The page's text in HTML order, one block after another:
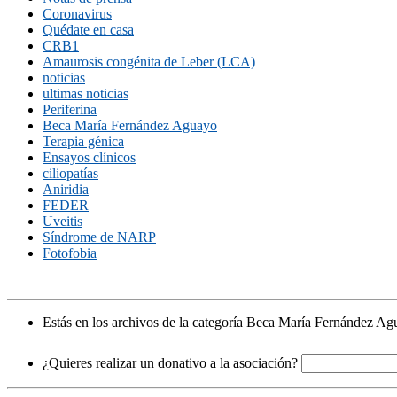
Coronavirus
Quédate en casa
CRB1
Amaurosis congénita de Leber (LCA)
noticias
ultimas noticias
Periferina
Beca María Fernández Aguayo
Terapia génica
Ensayos clínicos
ciliopatías
Aniridia
FEDER
Uveitis
Síndrome de NARP
Fotofobia
Estás en los archivos de la categoría Beca María Fernández
¿Quieres realizar un donativo a la asociación?